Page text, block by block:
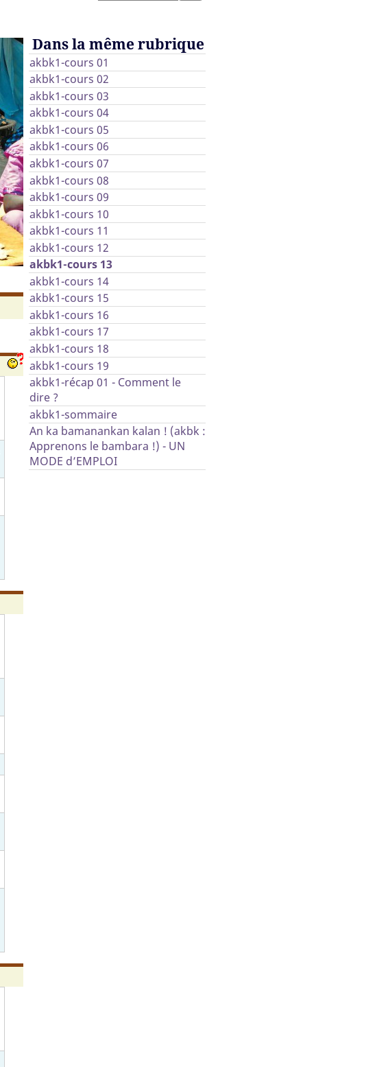
Dans la même rubrique
akbk1-cours 01
akbk1-cours 02
akbk1-cours 03
akbk1-cours 04
akbk1-cours 05
akbk1-cours 06
akbk1-cours 07
akbk1-cours 08
akbk1-cours 09
akbk1-cours 10
akbk1-cours 11
akbk1-cours 12
akbk1-cours 13
akbk1-cours 14
akbk1-cours 15
akbk1-cours 16
akbk1-cours 17
akbk1-cours 18
akbk1-cours 19
akbk1-récap 01 - Comment le
dire ?
akbk1-sommaire
An ka bamanankan kalan ! (akbk :
Apprenons le bambara !) - UN
MODE d’EMPLOI